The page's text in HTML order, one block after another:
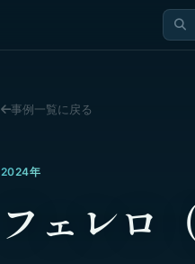
事例一覧に戻る
2024年
フェレロ